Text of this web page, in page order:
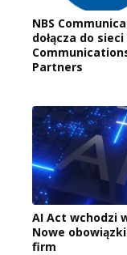
NBS
dołącza do
Partners
AI Act wchodzi
Nowe
firm